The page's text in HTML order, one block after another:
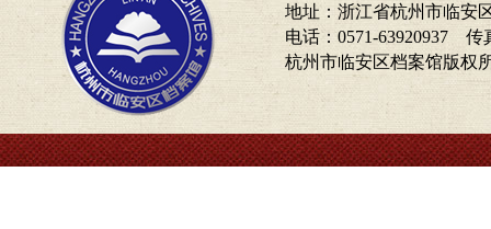
地址：浙江省杭州市临安
电话：0571-63920937 传
杭州市临安区档案馆版权